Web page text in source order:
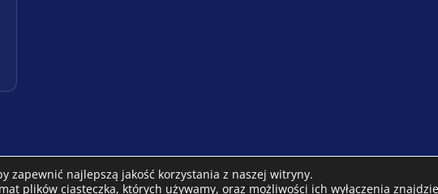
zapewnić najlepszą jakość korzystania z naszej witryny.
plików ciasteczka, których używamy, oraz możliwości ich wyłączenia